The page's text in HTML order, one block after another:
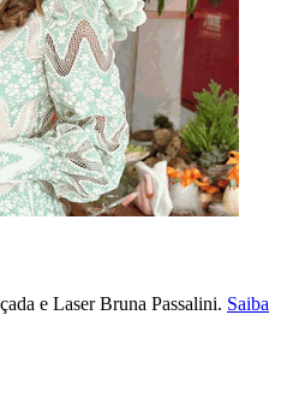
e Laser Bruna Passalini. Saiba